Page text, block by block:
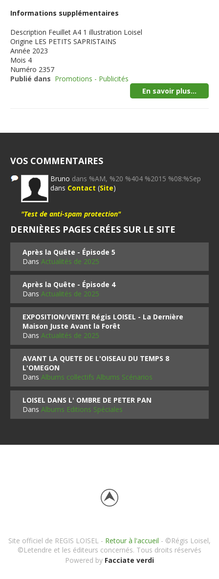
Informations supplémentaires
Description Feuillet A4 1 illustration Loisel
Origine LES PETITS SAPRISTAINS
Année 2023
Mois 4
Numéro 2357
Publié dans Promotions - Publicités
En savoir plus...
VOS COMMENTAIRES
Bruno dans %AM, %20 %404 %2015 %08:%Sep
dans Contact (Site)
"Test de anti-spam protection"
DERNIÈRES PAGES CRÉES SUR LE SITE
Après la Quête - Épisode 5
DansActualités de 2025
Après la Quête - Épisode 4
DansActualités de 2025
EXPOSITION/VENTE Régis LOISEL - La Dernière
Maison Juste Avant la Forêt
DansActualités de 2025
AVANT LA QUETE DE L'OISEAU DU TEMPS 8
L'OMEGON
DansAlbums collectifs Albums Scénarios
LOISEL DANS L' OMBRE DE PETER PAN
DansAlbums Editions Spéciales
Site officiel de REGIS LOISEL - Retour à l'accueil - ©Régis Loisel,
©Letendre et les éditeurs concernés. Tous droits réservés
Powered by Facciate verdi